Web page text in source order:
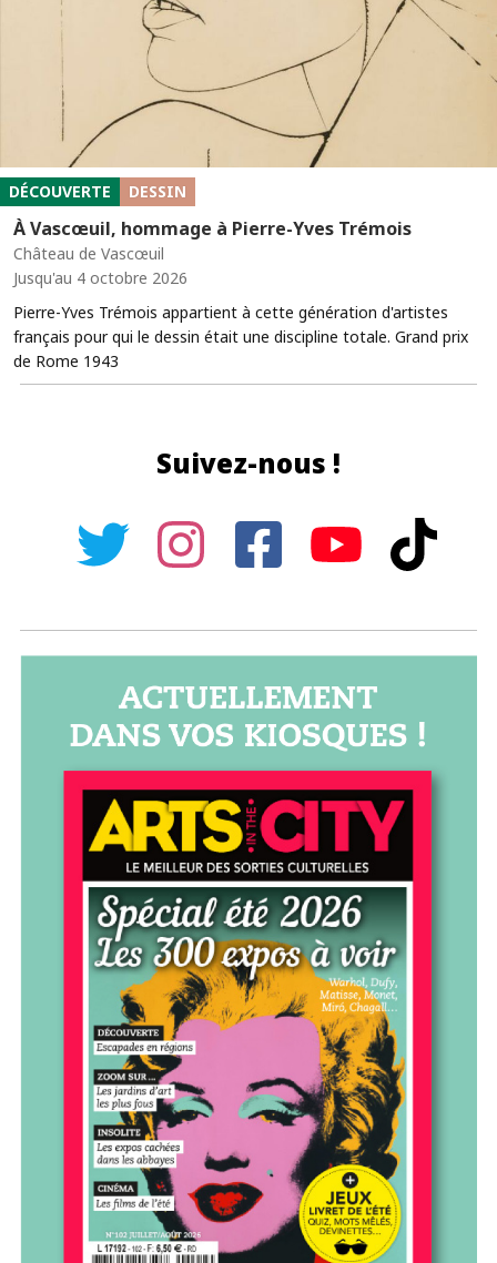
DÉCOUVERTE DESSIN
À Vascœuil, hommage à Pierre-Yves Trémois
Château de Vascœuil
Jusqu'au 4 octobre 2026
Pierre-Yves Trémois appartient à cette génération d'artistes
français pour qui le dessin était une discipline totale. Grand prix
de Rome 1943
Suivez-nous !